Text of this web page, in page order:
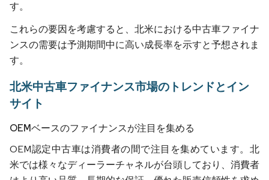
す。
これらの要因を考慮すると、北米における中古車ファイナ
ンスの需要は予測期間中に高い成長率を示すと予想されま
す。
北米中古車ファイナンス市場のトレンドとイン
サイト
OEMベースのファイナンスが注目を集める
OEM認定中古車は消費者の間で注目を集めています。北
米では様々なディーラーチャネルが台頭しており、消費者